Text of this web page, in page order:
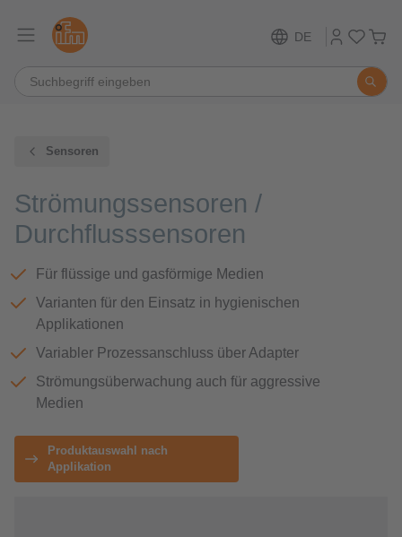
DE
Sensoren
Strömungssensoren /
Durchflusssensoren
Für flüssige und gasförmige Medien
Varianten für den Einsatz in hygienischen
Applikationen
Variabler Prozessanschluss über Adapter
Strömungsüberwachung auch für aggressive
Medien
Produktauswahl nach
Applikation